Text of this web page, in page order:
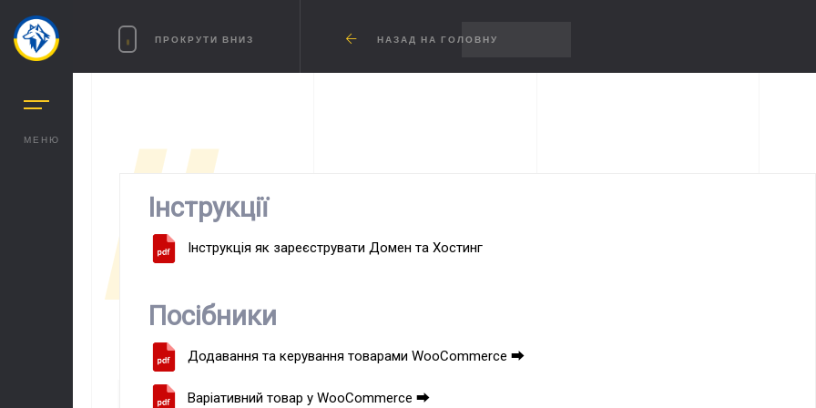
МЕНЮ
ПРОКРУТИ ВНИЗ НАЗАД НА ГОЛОВНУ
//
Інструкції
Інструкція як зареєструвати Домен та Хостинг
Посібники
Додавання та керування товарами WooCommerce ⮕
Варіативний товар у WooCommerce ⮕